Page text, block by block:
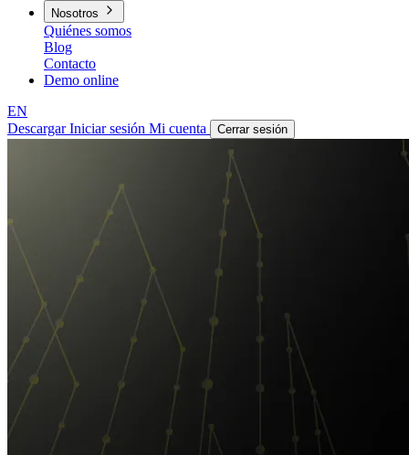
Nosotros
Quiénes somos
Blog
Contacto
Demo online
EN
DescargarIniciar sesión Mi cuenta Cerrar sesión